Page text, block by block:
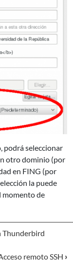
podrá seleccionar
otro dominio (por
en FING (por
la puede
momento de
Thunderbird
remoto SSH ›